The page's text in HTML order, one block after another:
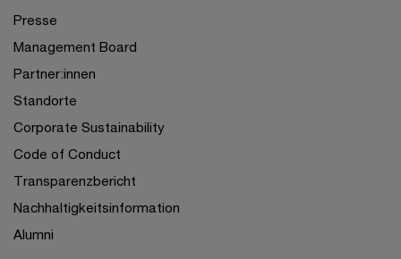
Presse
Management Board
Partner:innen
Standorte
Corporate Sustainability
Code of Conduct
Transparenzbericht
Nachhaltigkeitsinformation
Alumni